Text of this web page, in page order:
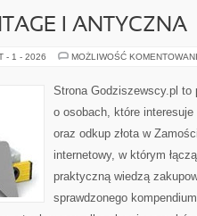
I ANTYCZNA
- 1 - 2026 MOŻLIWOŚĆ
Strona Godziszewscy.pl to
o osobach, które
oraz odkup złota w
internetowy, w którym
praktyczną wiedzą
sprawdzonego